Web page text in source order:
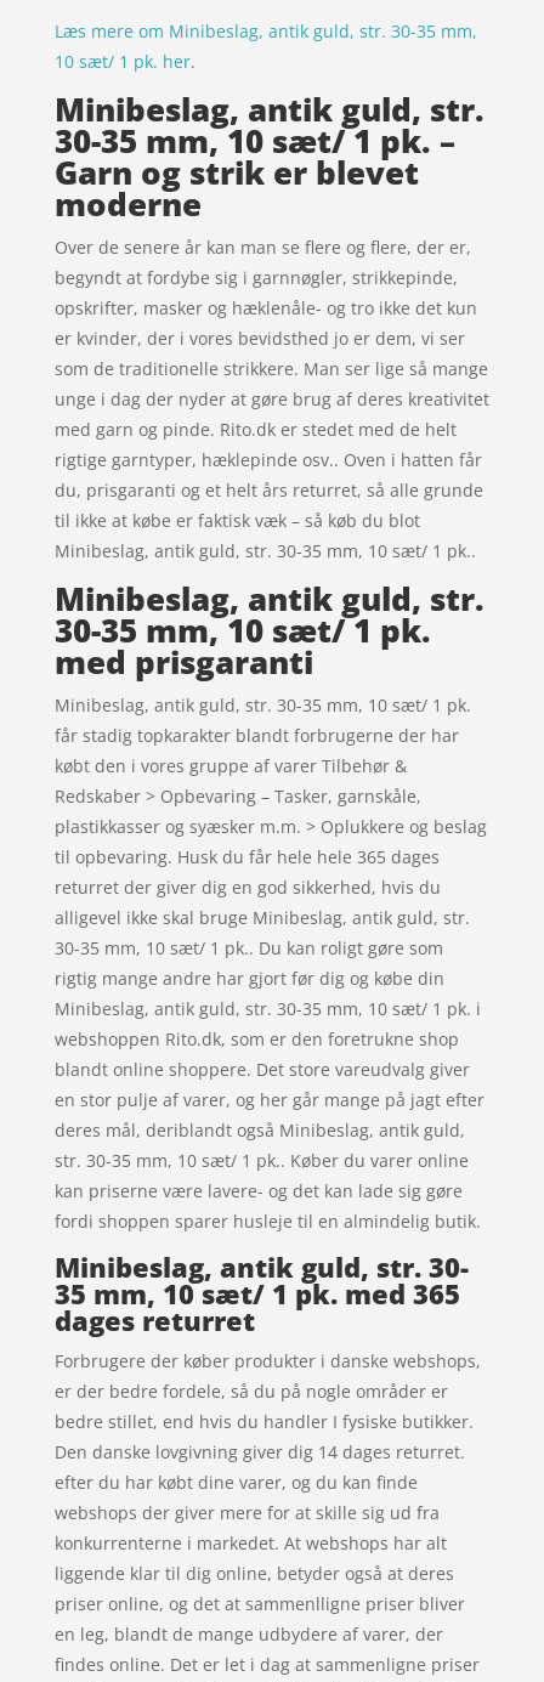
Læs mere om Minibeslag, antik guld, str. 30-35 mm,
10 sæt/ 1 pk. her.
Minibeslag, antik guld, str.
30-35 mm, 10 sæt/ 1 pk. –
Garn og strik er blevet
moderne
Over de senere år kan man se flere og flere, der er,
begyndt at fordybe sig i garnnøgler, strikkepinde,
opskrifter, masker og hæklenåle- og tro ikke det kun
er kvinder, der i vores bevidsthed jo er dem, vi ser
som de traditionelle strikkere. Man ser lige så mange
unge i dag der nyder at gøre brug af deres kreativitet
med garn og pinde. Rito.dk er stedet med de helt
rigtige garntyper, hæklepinde osv.. Oven i hatten får
du, prisgaranti og et helt års returret, så alle grunde
til ikke at købe er faktisk væk – så køb du blot
Minibeslag, antik guld, str. 30-35 mm, 10 sæt/ 1 pk..
Minibeslag, antik guld, str.
30-35 mm, 10 sæt/ 1 pk.
med prisgaranti
Minibeslag, antik guld, str. 30-35 mm, 10 sæt/ 1 pk.
får stadig topkarakter blandt forbrugerne der har
købt den i vores gruppe af varer Tilbehør &
Redskaber > Opbevaring – Tasker, garnskåle,
plastikkasser og syæsker m.m. > Oplukkere og beslag
til opbevaring. Husk du får hele hele 365 dages
returret der giver dig en god sikkerhed, hvis du
alligevel ikke skal bruge Minibeslag, antik guld, str.
30-35 mm, 10 sæt/ 1 pk.. Du kan roligt gøre som
rigtig mange andre har gjort før dig og købe din
Minibeslag, antik guld, str. 30-35 mm, 10 sæt/ 1 pk. i
webshoppen Rito.dk, som er den foretrukne shop
blandt online shoppere. Det store vareudvalg giver
en stor pulje af varer, og her går mange på jagt efter
deres mål, deriblandt også Minibeslag, antik guld,
str. 30-35 mm, 10 sæt/ 1 pk.. Køber du varer online
kan priserne være lavere- og det kan lade sig gøre
fordi shoppen sparer husleje til en almindelig butik.
Minibeslag, antik guld, str. 30-
35 mm, 10 sæt/ 1 pk. med 365
dages returret
Forbrugere der køber produkter i danske webshops,
er der bedre fordele, så du på nogle områder er
bedre stillet, end hvis du handler I fysiske butikker.
Den danske lovgivning giver dig 14 dages returret.
efter du har købt dine varer, og du kan finde
webshops der giver mere for at skille sig ud fra
konkurrenterne i markedet. At webshops har alt
liggende klar til dig online, betyder også at deres
priser online, og det at sammenlligne priser bliver
en leg, blandt de mange udbydere af varer, der
findes online. Det er let i dag at sammenligne priser